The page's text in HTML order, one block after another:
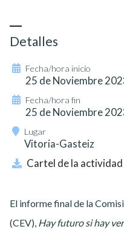
El informe final de la
(CEV), Hay futuro si hay
Detalles
Fecha/hora inicio
25 de Noviembre
Fecha/hora fin
25 de Noviembre
Lugar
Vitoria-Gasteiz
Cartel de la actividad